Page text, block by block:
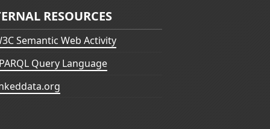
RESOURCES
Semantic Web Activity
Query Language